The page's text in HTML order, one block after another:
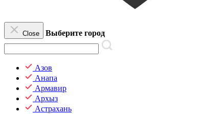
Close Выберите город
Азов
Анапа
Армавир
Архыз
Астрахань